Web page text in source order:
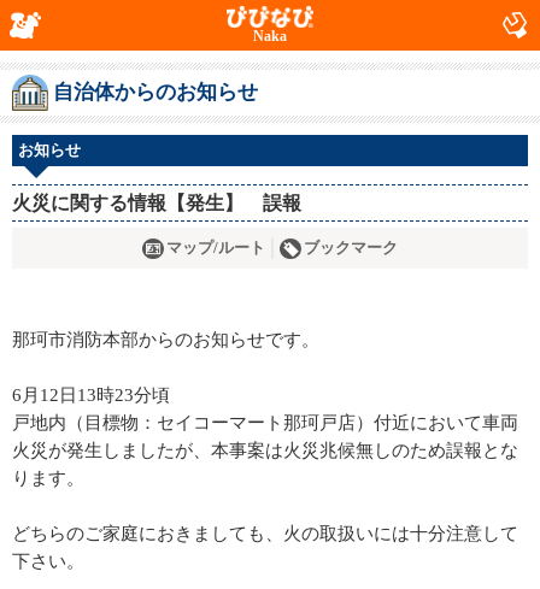
Naka
自治体からのお知らせ
お知らせ
火災に関する情報【発生】 誤報
マップ/ルート ブックマーク
那珂市消防本部からのお知らせです。
6月12日13時23分頃
戸地内（目標物：セイコーマート那珂戸店）付近において車両
火災が発生しましたが、本事案は火災兆候無しのため誤報とな
ります。
どちらのご家庭におきましても、火の取扱いには十分注意して
下さい。